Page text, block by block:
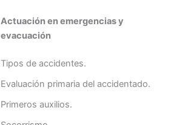
Actuación en emergencias y
evacuación
Tipos de accidentes.
Evaluación primaria del accidentado.
Primeros auxilios.